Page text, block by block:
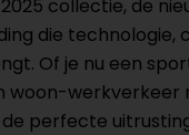
collectie, de
die technologie,
Of je nu een
woon-werkverkeer
perfecte